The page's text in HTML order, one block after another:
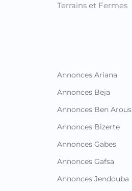
Terrains et Fermes
Annonces Ariana
Annonces Beja
Annonces Ben Arous
Annonces Bizerte
Annonces Gabes
Annonces Gafsa
Annonces Jendouba